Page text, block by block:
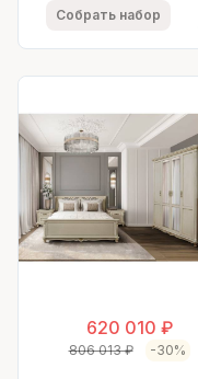
Собрать набор
620 010 ₽
806 013 ₽ -30%